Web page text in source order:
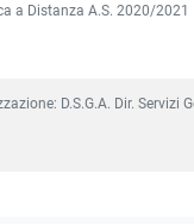
a Distanza A.S. 2020/2021
D.S.G.A. Dir. Servizi